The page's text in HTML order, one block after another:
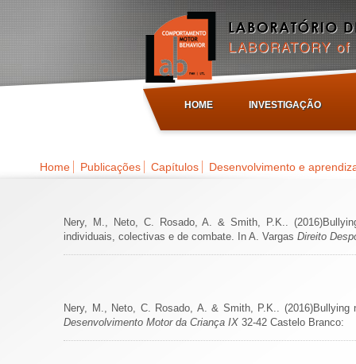
HOME INVESTIGAÇÃO
Home Publicações Capítulos Desenvolvimento e
Nery, M., Neto, C. Rosado, A. & Smith, P.K..
individuais, colectivas e de combate. In A. Vargas Direito
Nery, M., Neto, C. Rosado, A. & Smith, P.K..
Desenvolvimento Motor da Criança IX 32-42 Castelo Branco: